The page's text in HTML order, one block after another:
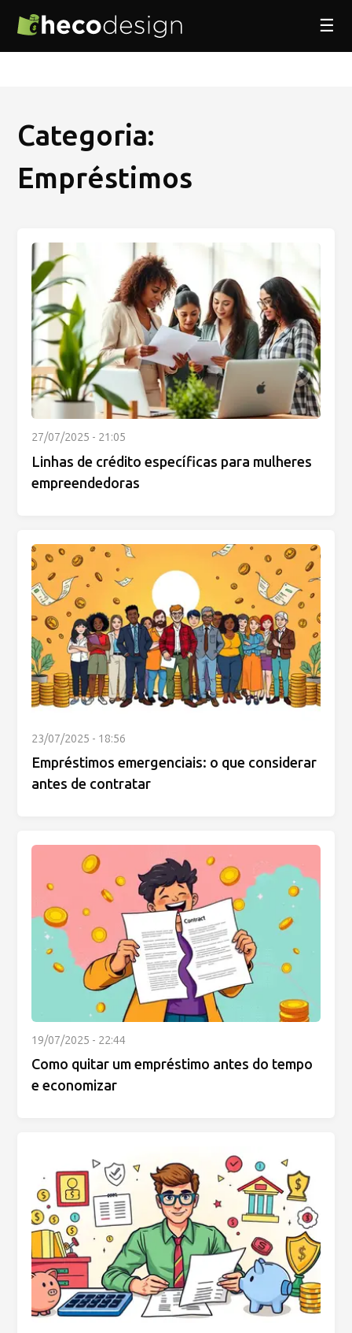
☰
Categoria:
Empréstimos
27/07/2025 - 21:05
Linhas de crédito específicas para mulheres
empreendedoras
23/07/2025 - 18:56
Empréstimos emergenciais: o que considerar
antes de contratar
19/07/2025 - 22:44
Como quitar um empréstimo antes do tempo
e economizar